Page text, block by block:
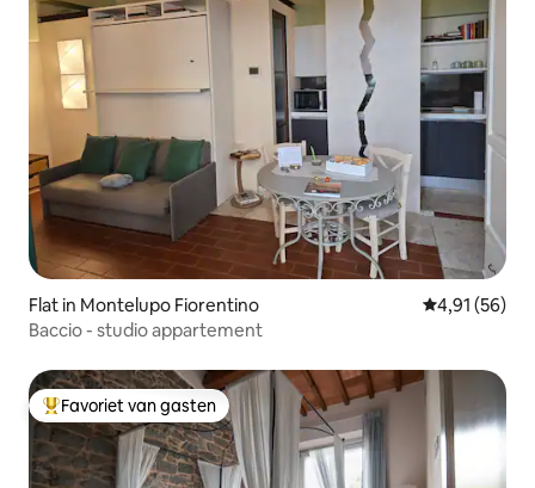
Flat in Montelupo Fiorentino Gemiddelde
4,91 (56)
Baccio - studio appartement
Topfavoriet van gasten
Favoriet van gasten